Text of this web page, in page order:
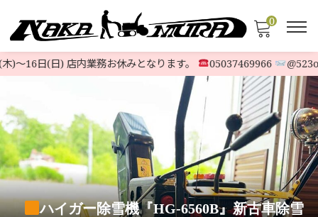
0
16日(日) 店内業務お休みとなります。 05037469966
ハイガー除雪機『HG-6560B』新古車除雪